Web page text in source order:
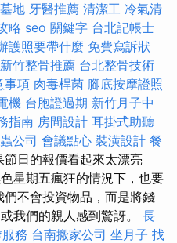
墓地 牙醫推薦 清潔工 冷氣清
略 seo 關鍵字 台北記帳士
護照要帶什麼 免費寫訴狀
新竹整骨推薦 台北整骨技術
事項 肉毒桿菌 腳底按摩證照
機 台胞證過期 新竹月子中
指南 房間設計 耳掛式助聽
公司 會議點心 裝潢設計 餐
節日的報價看起來太漂亮
星期五瘋狂的情況下，也要
不會投資物品，而是將錢
我們的親人感到驚訝。 長
務 台南搬家公司 坐月子 找